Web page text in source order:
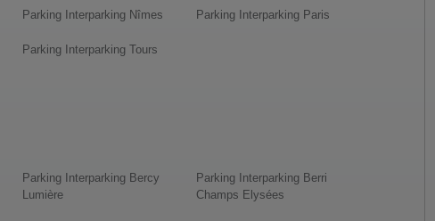
Parking Interparking Nîmes Parking Interparking Paris
Parking Interparking Tours
Parking Interparking Bercy
Lumière
Parking Interparking Berri
Champs Elysées